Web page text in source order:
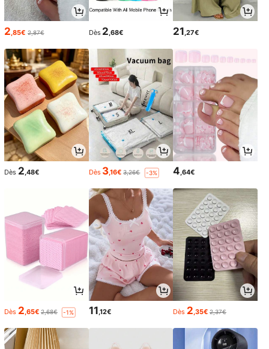
2 ,85€ 2,87€ Dès 2 ,68€ 21 ,27€
Dès 2,48€ Dès 3,16€ 3,26€ -3% 4,64€
Dès 2,65€ 2,68€ -1% 11,12€ Dès 2,35€ 2,37€